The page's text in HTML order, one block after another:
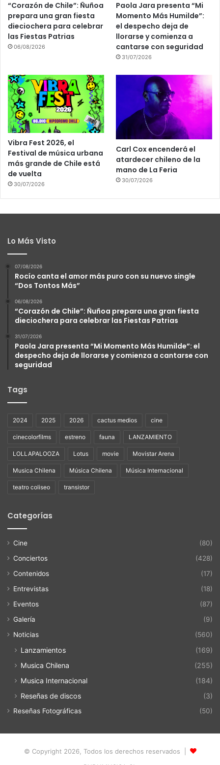
“Corazón de Chile”: Ñuñoa
prepara una gran fiesta
dieciochera para celebrar
las Fiestas Patrias
06/08/2026
Paola Jara presenta “Mi
Momento Más Humilde”:
el despecho deja de
llorarse y comienza a
cantarse con seguridad
31/07/2026
Vibra Fest 2026, el
Festival de música urbana
más grande de Chile está
de vuelta
30/07/2026
Carl Cox encenderá el
atardecer chileno de la
mano de La Feria
30/07/2026
Lo Más Visto
07/08/2026
Rocío canta el amor más puro con su nuevo single
“Dos Tontos Más”
06/08/2026
“Corazón de Chile”: Ñuñoa prepara una gran fiesta
dieciochera para celebrar las Fiestas Patrias
31/07/2026
Paola Jara presenta “Mi Momento Más Humilde”: el
despecho deja de llorarse y comienza a cantarse con
seguridad
Tags
2024 2025 2026 cactus medios cine
cinecolorfilms estreno fauna LANZAMIENTO
LOLLAPALOOZA Lotus movie Movistar Arena
Musica Chilena Música Chilena Música Internacional
teatro coliseo transistor
Categorías
Cine
(80)
Conciertos
(428)
Contenidos
(17)
Entrevistas
(18)
Eventos
(87)
Galería
(9)
Noticias
(560)
Lanzamientos
(169)
Musica Chilena
(255)
Musica Internacional
(184)
Reseñas de discos
(3)
Reseñas Fotográficas (50)
© Copyright 2026, Todos los derechos reservados |